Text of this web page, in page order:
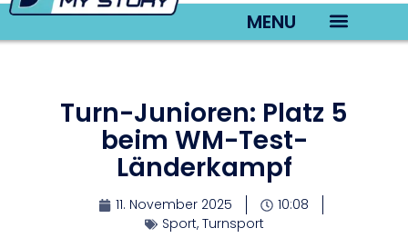
MENU
Turn-Junioren: Platz 5
beim WM-Test-
Länderkampf
11. November 2025
10:08
Sport, Turnsport